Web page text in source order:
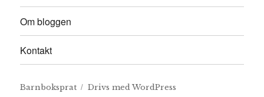
Om bloggen
Kontakt
Barnboksprat Drivs med WordPress